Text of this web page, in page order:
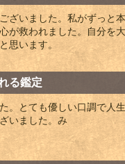
ざいました。私がずっと
が救われました。自分を
思います。
る鑑定
。とても優しい口調で人
いました。み